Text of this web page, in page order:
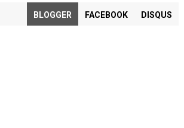
BLOGGER FACEBOOK DISQUS